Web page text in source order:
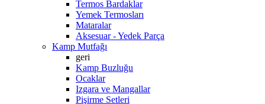
Termos Bardaklar
Yemek Termosları
Mataralar
Aksesuar - Yedek Parça
Kamp Mutfağı
geri
Kamp Buzluğu
Ocaklar
Izgara ve Mangallar
Pişirme Setleri